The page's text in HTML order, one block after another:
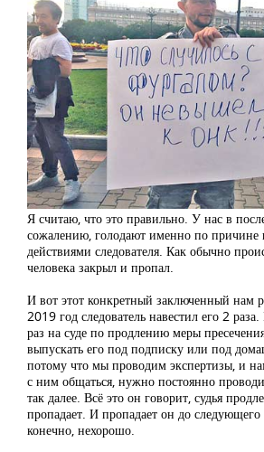
Я считаю, что это правильно. У нас в
сожалению, голодают именно по причине
действиями следователя. Как обычно
человека закрыл и пропал.
И вот этот конкретный заключенный нам
2019 год следователь навестил его 2
раз на суде по продлению меры
выпускать его под подписку или под
потому что мы проводим экспертизы, и
с ним общаться, нужно постоянно
так далее. Всё это он говорит, судья
пропадает. И пропадает он до следующего
конечно, нехорошо.